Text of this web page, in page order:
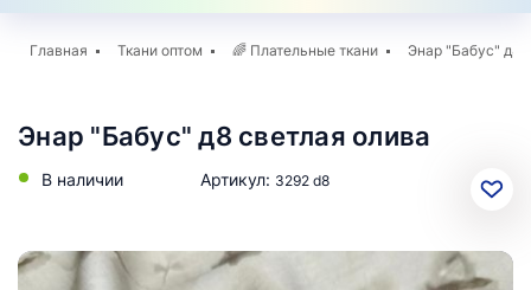
Главная Ткани оптом 🌈 Плательные ткани Энар "Бабус" д8
Энар "Бабус" д8 светлая олива
В наличии Артикул: 3292 d8